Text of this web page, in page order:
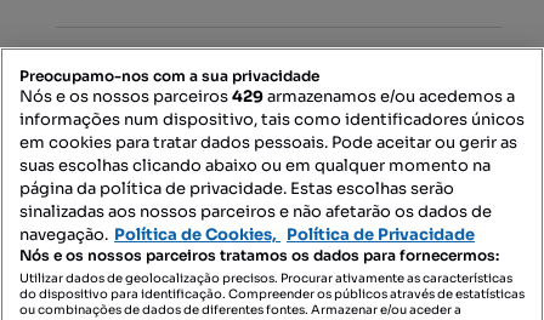
Mapa do Site
Contacte-nos
SIGA-NOS:
Preocupamo-nos com a sua privacidade
Nós e os nossos parceiros429armazenamos e/ou acedemos a
informações num dispositivo, tais como identificadores únicos
em cookies para tratar dados pessoais. Pode aceitar ou gerir as
suas escolhas clicando abaixo ou em qualquer momento na
página da política de privacidade. Estas escolhas serão
sinalizadas aos nossos parceiros e não afetarão os dados de
navegação. Política de Cookies, Política de Privacidade
Nós e os nossos parceiros tratamos os dados para fornecermos:
Utilizar dados de geolocalização precisos. Procurar ativamente as características
do dispositivo para identificação. Compreender os públicos através de estatísticas
ou combinações de dados de diferentes fontes. Armazenar e/ou aceder a